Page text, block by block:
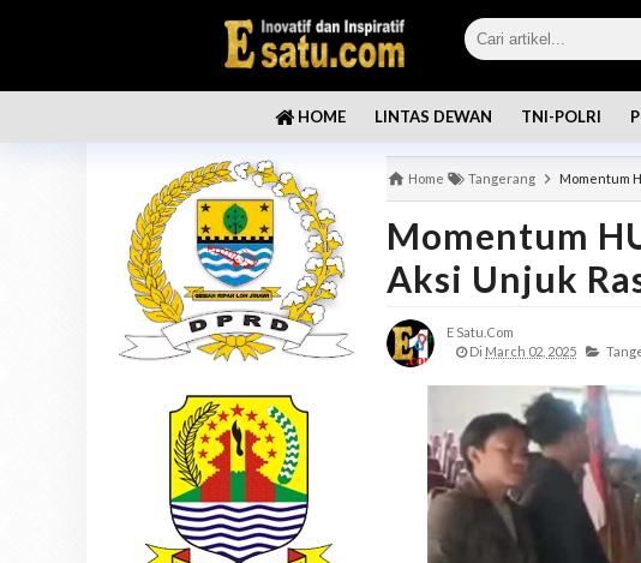
HOME LINTAS DEWAN TNI-POLRI
Home Tangerang Momentum
Momentum
Aksi Unjuk
E Satu.com
Di March 02, 2025